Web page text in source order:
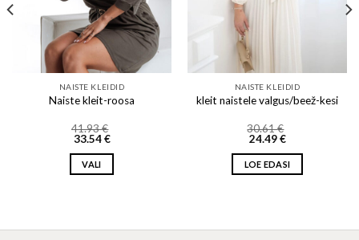
NAISTE KLEIDID
Naiste kleit-roosa
41.93€
33.54€
VALI
multiple
NAISTE KLEIDID
kleit naistele valgus/beež-kesi
30.61€
24.49€
LOE EDASI